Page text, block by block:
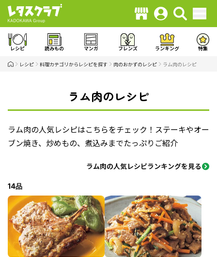
レシピ 読みもの マンガ フレンズ ランキング 特集
レシピ 料理カテゴリからレシピを探す 肉のおかずのレシピ ラム肉のレシピ
ラム肉のレシピ
ラム肉の人気レシピはこちらをチェック！ステーキやオー
ブン焼き、炒めもの、煮込みまでたっぷりご紹介
ラム肉の人気レシピランキングを見る
14品